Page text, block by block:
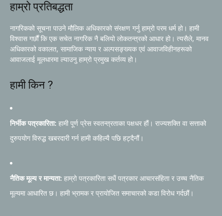
हाम्रो प्रतिबद्धता
नागरिकको सूचना पाउने मौलिक अधिकारको संरक्षण गर्नु हाम्रो परम धर्म हो। हामी
विश्वास गर्छौं कि एक सचेत नागरिक नै बलियो लोकतन्त्रको आधार हो। त्यसैले, मानव
अधिकारको वकालत, सामाजिक न्याय र अल्पसङ्ख्यक एवं आवाजविहीनहरूको
आवाजलाई मूलधारमा ल्याउनु हाम्रो प्रमुख कर्तव्य हो।
हामी किन ?
निर्भीक पत्रकारिता: हामी पूर्ण प्रेस स्वतन्त्रताका पक्षधर हौं। राज्यशक्ति वा सत्ताको
दुरुपयोग विरुद्ध खबरदारी गर्न हामी कहिल्यै पछि हट्दैनौं।
नैतिक मूल्य र मान्यता: हाम्रो पत्रकारिता सधैं पत्रकार आचारसंहिता र उच्च नैतिक
मूल्यमा आधारित छ। हामी भ्रामक र प्रायोजित समाचारको कडा विरोध गर्दछौं।